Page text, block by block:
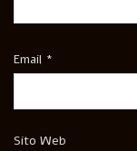
Email *
Sito Web